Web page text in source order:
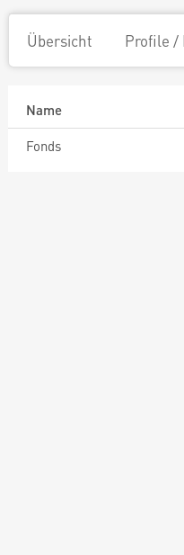
Übersicht Profile /
Name
Fonds